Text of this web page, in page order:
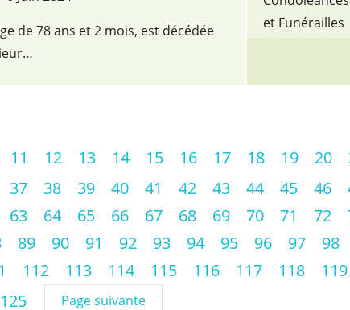
de 78 ans et 2 mois, est décédée
et Funérailles
11 12 13 14 15 16 17 18 19 20
37 38 39 40 41 42 43 44 45 46
63 64 65 66 67 68 69 70 71 72
89 90 91 92 93 94 95 96 97 98
112 113 114 115 116 117 118 119
125 Page suivante